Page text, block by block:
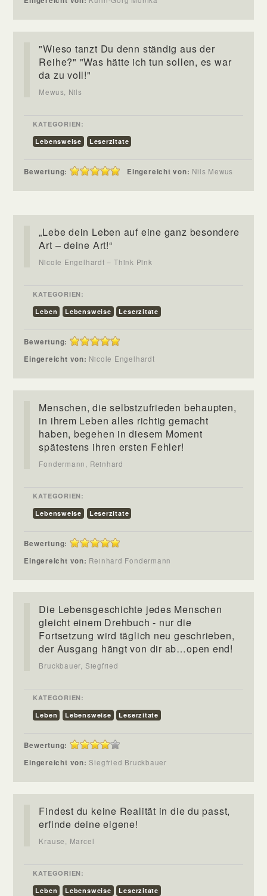
"Wieso tanzt Du denn ständig aus der
Reihe?" "Was hätte ich tun sollen, es war
da zu voll!"
Mewus, Nils
KATEGORIEN:
Lebensweise
Leserzitate
Bewertung: Eingereicht von: Nils Mewus
„Lebe dein Leben auf eine ganz besondere
Art – deine Art!“
Nicole Engelhardt – Think Pink
KATEGORIEN:
Leben
Lebensweise Leserzitate
Bewertung:
Eingereicht von: Nicole Engelhardt
Menschen, die selbstzufrieden behaupten,
in ihrem Leben alles richtig gemacht
haben, begehen in diesem Moment
spätestens ihren ersten Fehler!
Fondermann, Reinhard
KATEGORIEN:
Lebensweise
Leserzitate
Bewertung:
Eingereicht von: Reinhard Fondermann
Die Lebensgeschichte jedes Menschen
gleicht einem Drehbuch - nur die
Fortsetzung wird täglich neu geschrieben,
der Ausgang hängt von dir ab…open end!
Bruckbauer, Siegfried
KATEGORIEN:
Leben
Lebensweise Leserzitate
Bewertung:
Eingereicht von:Siegfried Bruckbauer
Findest du keine Realität in die du passt,
erfinde deine eigene!
Krause, Marcel
KATEGORIEN:
Leben
Lebensweise Leserzitate